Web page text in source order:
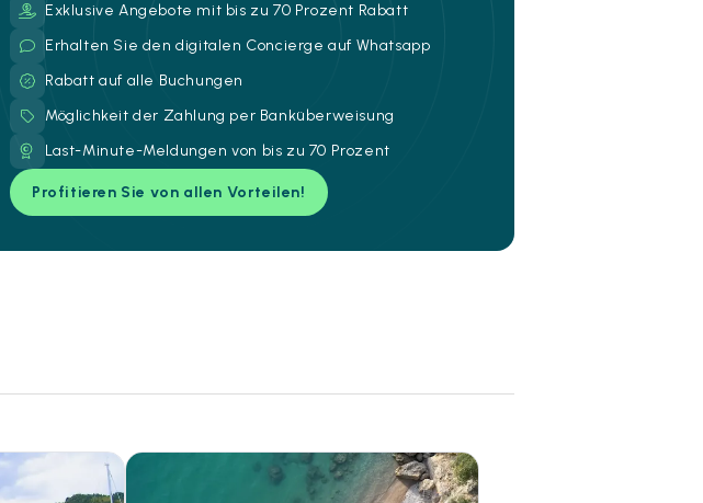
Exklusive Angebote mit bis zu 70 Prozent Rabatt
Erhalten Sie den digitalen Concierge auf Whatsapp
Rabatt auf alle Buchungen
Möglichkeit der Zahlung per Banküberweisung
Last-Minute-Meldungen von bis zu 70 Prozent
Profitieren Sie von allen Vorteilen!